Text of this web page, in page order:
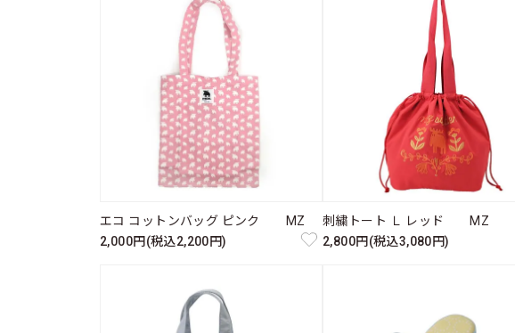
エコ コットンバッグ ピンク MZ
2,000円(税込2,200円)
刺繍トート Ｌ レッド MZ
2,800円(税込3,080円)